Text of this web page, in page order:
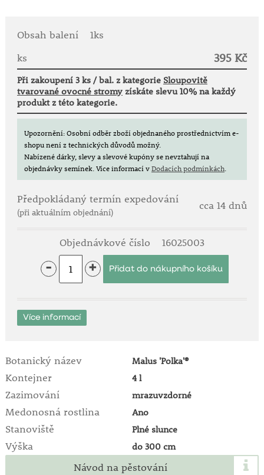
Stanoviště: plné slunce.
Zralost: září.
Podzimní odrůdy!
Ballerina - sloupovité jabloně!
Bez výraznějších postranních výhonů a nutnosti
pravidelného řezu!
Hit na balkony a terasy nebo malé zahrady.
Obsah balení
1ks
ks
395 Kč
Při zakoupení 3 ks / bal. z kategorie Sloupovitě
tvarované ovocné stromyzískáte slevu 10% na každý
produkt z této kategorie.
Upozornění: Osobní odběr zboží objednaného prostřednictvím e-
shopu není z technických důvodů možný.
Nabízené dárky, slevy a slevové kupóny se nevztahují na
objednávky semínek.Více informací vDodacích podmínkách.
Předpokládaný termín expedování
(při aktuálním objednání)
cca 14 dnů
Objednávkové číslo 16025003
- +
Více informací
Botanický název Malus 'Polka'®
Kontejner 4 l
Zazimování mrazuvzdorné
Medonosná rostlina Ano
Stanoviště Plné slunce
Výška do 300 cm
Návod na pěstování